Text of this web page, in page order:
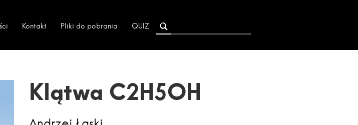
Kontakt Pliki do pobrania QUIZ
Klątwa C2H5OH